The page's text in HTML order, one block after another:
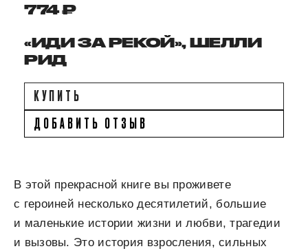
774 ₽
«ИДИ ЗА РЕКОЙ», ШЕЛЛИ
РИД
КУПИТЬ
ДОБАВИТЬ ОТЗЫВ
В этой прекрасной книге вы проживете
с героиней несколько десятилетий, большие
и маленькие истории жизни и любви, трагедии
и вызовы. Это история взросления, сильных